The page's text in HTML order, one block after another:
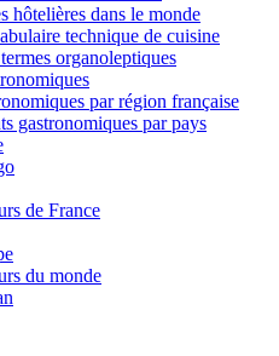
hôtelières dans le monde
technique de cuisine
organoleptiques
par région française
gastronomiques par pays
de France
du monde